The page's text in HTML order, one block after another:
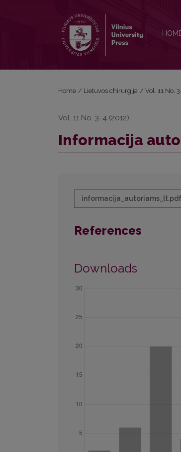
Home / Lietuvos chirurgija / Vol. 11 No.
Vol. 11 No. 3-4 (2012)
Informacija
informacija_autoriams_lt.pdf
References
Downloads